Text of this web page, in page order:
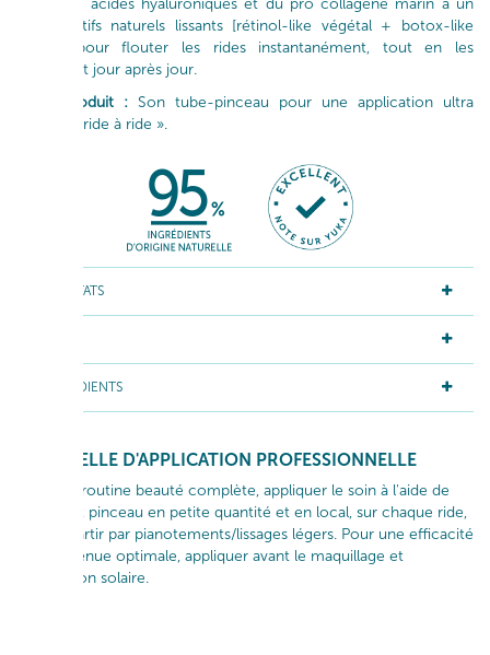
associe 4 acides hyaluroniques et du pro collagène marin à un
duo d'actifs naturels lissants [rétinol-like végétal + botox-like
marin], pour flouter les rides instantanément, tout en les
corrigeant jour après jour.
Le + produit : Son tube-pinceau pour une application ultra
précise « ride à ride ».
RÉSULTATS
INGRÉDIENTS
GESTUELLE D'APPLICATION PROFESSIONNELLE
Après la routine beauté complète, appliquer le soin à l'aide de
l'embout pinceau en petite quantité et en local, sur chaque ride,
puis répartir par pianotements/lissages légers. Pour une efficacité
et une tenue optimale, appliquer avant le maquillage et
protection solaire.